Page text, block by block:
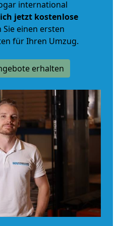
international
jetzt kostenlose
einen ersten
für Ihren Umzug.
erhalten